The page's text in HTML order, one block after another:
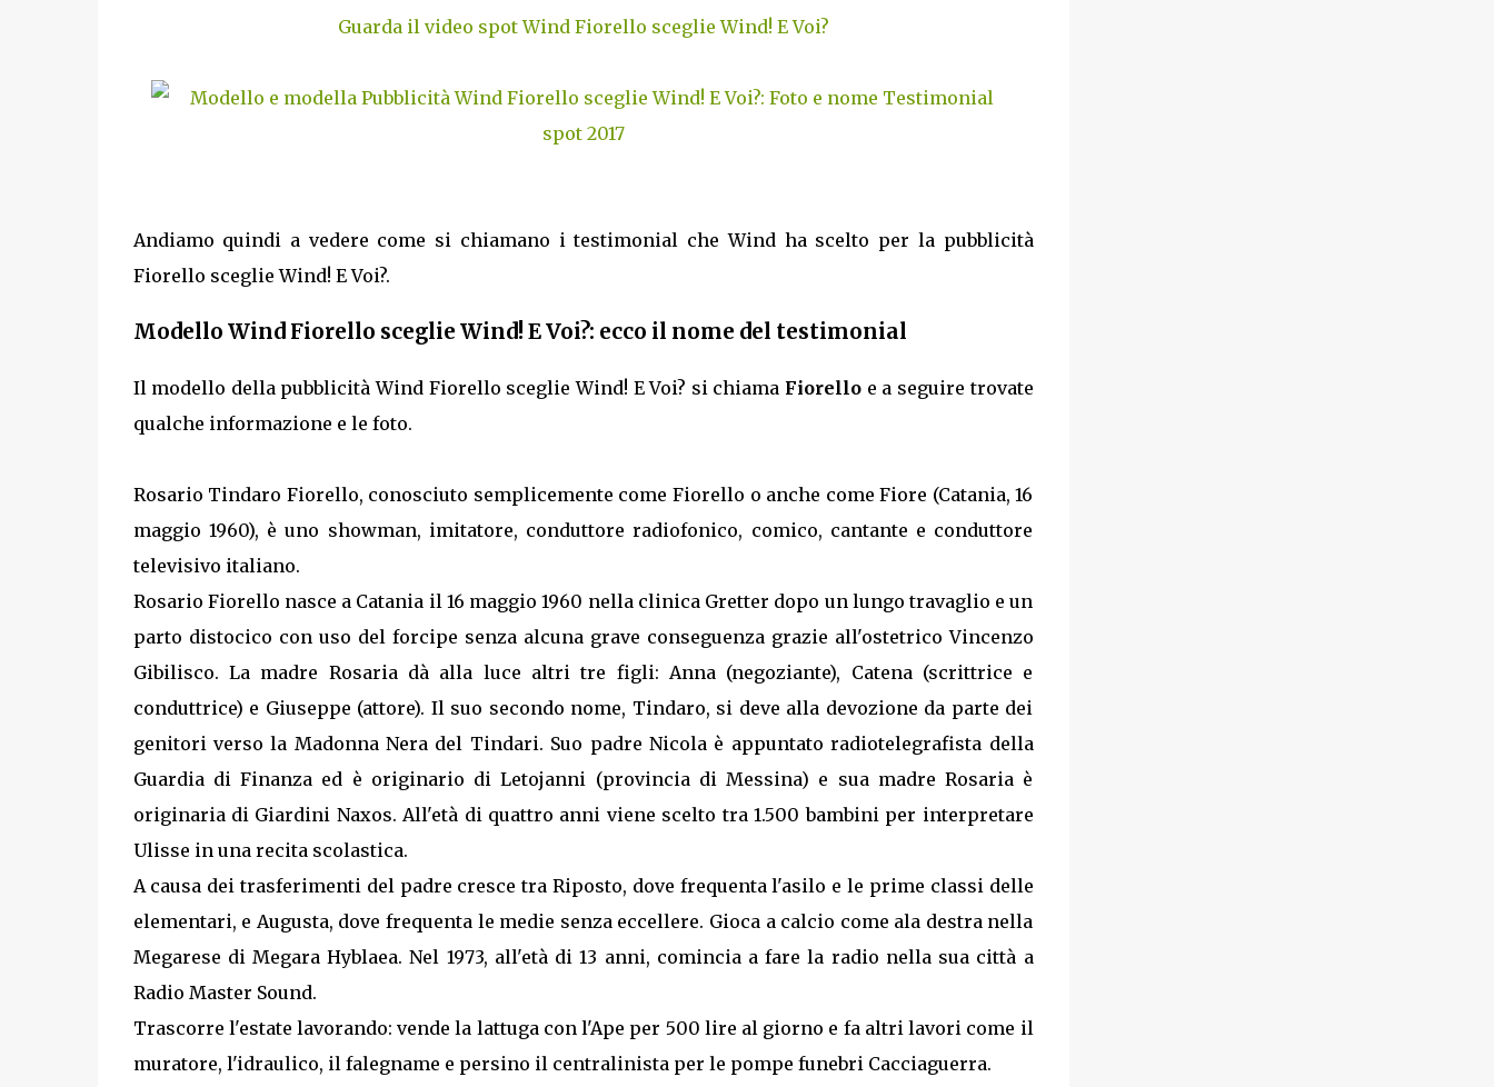
Guarda il video spot Wind Fiorello sceglie Wind! E Voi?
Andiamo quindi a vedere come si chiamano i testimonial che Wind ha scelto per la pubblicità
Fiorello sceglie Wind! E Voi?.
Modello Wind Fiorello sceglie Wind! E Voi?: ecco il nome del testimonial
Il modello della pubblicità Wind Fiorello sceglie Wind! E Voi? si chiama Fiorello e a seguire trovate
qualche informazione e le foto.
Rosario Tindaro Fiorello, conosciuto semplicemente come Fiorello o anche come Fiore (Catania, 16
maggio 1960), è uno showman, imitatore, conduttore radiofonico, comico, cantante e conduttore
televisivo italiano.
Rosario Fiorello nasce a Catania il 16 maggio 1960 nella clinica Gretter dopo un lungo travaglio e un
parto distocico con uso del forcipe senza alcuna grave conseguenza grazie all'ostetrico Vincenzo
Gibilisco. La madre Rosaria dà alla luce altri tre figli: Anna (negoziante), Catena (scrittrice e
conduttrice) e Giuseppe (attore). Il suo secondo nome, Tindaro, si deve alla devozione da parte dei
genitori verso la Madonna Nera del Tindari. Suo padre Nicola è appuntato radiotelegrafista della
Guardia di Finanza ed è originario di Letojanni (provincia di Messina) e sua madre Rosaria è
originaria di Giardini Naxos. All'età di quattro anni viene scelto tra 1.500 bambini per interpretare
Ulisse in una recita scolastica.
A causa dei trasferimenti del padre cresce tra Riposto, dove frequenta l'asilo e le prime classi delle
elementari, e Augusta, dove frequenta le medie senza eccellere. Gioca a calcio come ala destra nella
Megarese di Megara Hyblaea. Nel 1973, all'età di 13 anni, comincia a fare la radio nella sua città a
Radio Master Sound.
Trascorre l'estate lavorando: vende la lattuga con l'Ape per 500 lire al giorno e fa altri lavori come il
muratore, l'idraulico, il falegname e persino il centralinista per le pompe funebri Cacciaguerra.